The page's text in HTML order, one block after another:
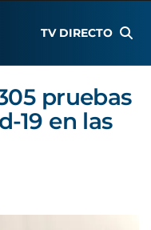
TV DIRECTO
pruebas
19 en las